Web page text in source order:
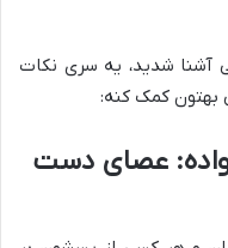
آشنا شدید، یه سری نکات
بهتون کمک کنه:
عصای دست